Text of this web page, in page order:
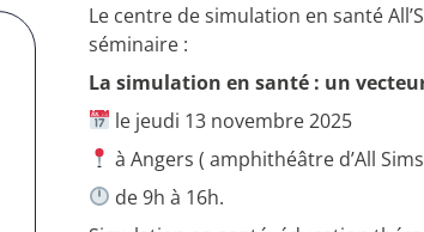
Le centre de simulation en santé
séminaire :
La simulation en santé : un
le jeudi 13 novembre 2025
à Angers ( amphithéâtre d’All
de 9h à 16h.